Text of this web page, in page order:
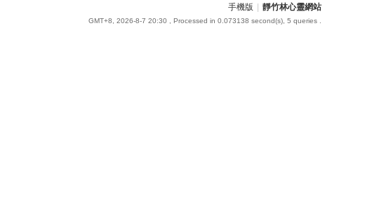
手機版 靜竹林心靈網站
GMT+8, 2026-8-7 20:30 , Processed in 0.073138 second(s), 5 queries .